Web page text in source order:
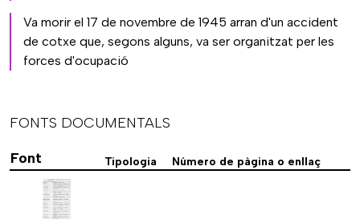
Va morir el 17 de novembre de 1945 arran d'un accident
de cotxe que, segons alguns, va ser organitzat per les
forces d'ocupació
FONTS DOCUMENTALS
Font
Tipologia Número de pàgina o enllaç